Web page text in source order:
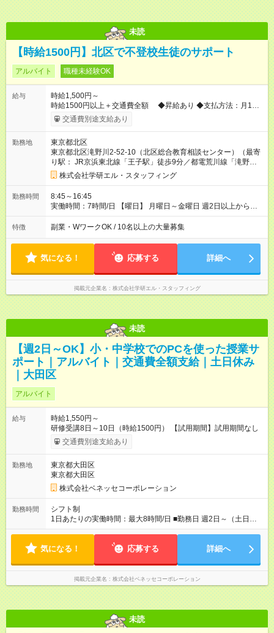
未読
【時給1500円】北区で不登校生徒のサポート
アルバイト 職種未経験OK
給与
時給1,500円～
時給1500円以上＋交通費全額 ◆昇給あり ◆支払方法：月1回
【試用期間】試用期間なし
交通費別途支給あり
勤務地
東京都北区
東京都北区滝野川2-52-10（北区総合教育相談センター）（最寄
り駅： JR京浜東北線「王子駅」徒歩9分／都電荒川線「滝野川
一丁目」徒歩9分）
株式会社学研エル・スタッフィング
勤務時間
8:45～16:45
実働時間：7時間/日 【曜日】 月曜日～金曜日 週2日以上から応
相談 【時間】 8:45～16:45 ※残業無し ※1日5時間～応募可
特徴 副業・WワークOK / 10名以上の大量募集
気になる！ 応募する 詳細へ
掲載元企業名 株式会社学研エル・スタッフィング
未読
【週2日～OK】小・中学校でのPCを使った授業サ
ポート｜アルバイト｜交通費全額支給｜土日休み
｜大田区
アルバイト
給与
時給1,550円～
研修受講8日～10日（時給1500円） 【試用期間】試用期間なし
交通費別途支給あり
勤務地
東京都大田区
東京都大田区
株式会社ベネッセコーポレーション
勤務時間
シフト制
1日あたりの実働時間：最大8時間/日 ■勤務日 週2日～（土日祝
休み） ■勤務時間 学校滞在：8:30※～17:30の間の連続した8時
※勤務時間が8:30～の場合、朝8時半から学校で就業できること
気になる！ 応募する 詳細へ
掲載元企業名 株式会社ベネッセコーポレーション
未読